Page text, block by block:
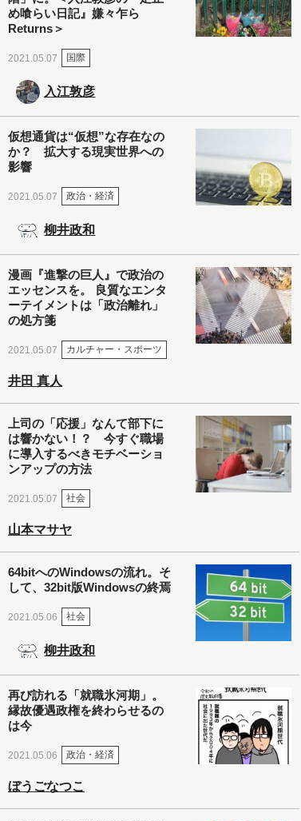
め喰らい日記』嫌々乍ら
Returns＞
2021.05.07 国際
入江敦彦
仮想通貨は“仮想”な存在なの
か？ 拡大する現実世界への
影響
2021.05.07 政治・経済
柳井政和
漫画『進撃の巨人』で政治の
エッセンスを。 良質なエンタ
ーテイメントは「政治離れ」
の処方箋
2021.05.07 カルチャー・スポーツ
井田 真人
上司の「応援」なんて部下に
は響かない！？ 今すぐ職場
に導入するべきモチベーショ
ンアップの方法
2021.05.07 社会
山本マサヤ
64bitへのWindowsの流れ。そ
して、32bit版Windowsの終焉
2021.05.06 社会
柳井政和
再び訪れる「就職氷河期」。
縁故優遇政権を終わらせるの
は今
2021.05.06 政治・経済
ぼうごなつこ